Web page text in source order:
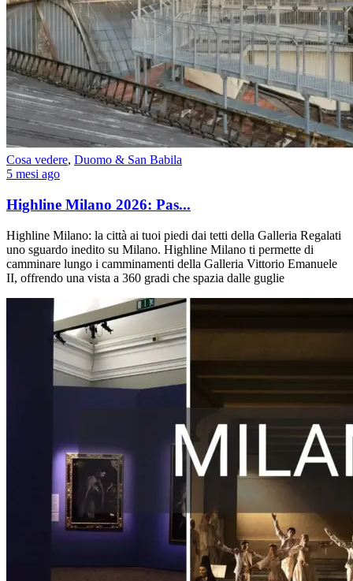
Cosa vedere, Duomo & San Babila
5 mesi ago
Highline Milano 2026: Pas...
Highline Milano: la città ai tuoi piedi dai tetti della Galleria Regalati
uno sguardo inedito su Milano. Highline Milano ti permette di
camminare lungo i camminamenti della Galleria Vittorio Emanuele
II, offrendo una vista a 360 gradi che spazia dalle guglie